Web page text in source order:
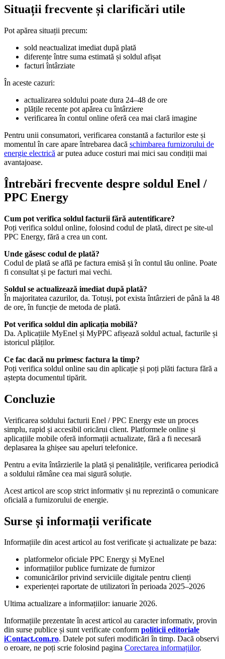
Situații frecvente și clarificări utile
Pot apărea situații precum:
sold neactualizat imediat după plată
diferențe între suma estimată și soldul afișat
facturi întârziate
În aceste cazuri:
actualizarea soldului poate dura 24–48 de ore
plățile recente pot apărea cu întârziere
verificarea în contul online oferă cea mai clară imagine
Pentru unii consumatori, verificarea constantă a facturilor este și
momentul în care apare întrebarea dacă schimbarea furnizorului de
energie electrică ar putea aduce costuri mai mici sau condiții mai
avantajoase.
Întrebări frecvente despre soldul Enel /
PPC Energy
Cum pot verifica soldul facturii fără autentificare?
Poți verifica soldul online, folosind codul de plată, direct pe site-ul
PPC Energy, fără a crea un cont.
Unde găsesc codul de plată?
Codul de plată se află pe factura emisă și în contul tău online. Poate
fi consultat și pe facturi mai vechi.
Soldul se actualizează imediat după plată?
În majoritatea cazurilor, da. Totuși, pot exista întârzieri de până la 48
de ore, în funcție de metoda de plată.
Pot verifica soldul din aplicația mobilă?
Da. Aplicațiile MyEnel și MyPPC afișează soldul actual, facturile și
istoricul plăților.
Ce fac dacă nu primesc factura la timp?
Poți verifica soldul online sau din aplicație și poți plăti factura fără a
aștepta documentul tipărit.
Concluzie
Verificarea soldului facturii Enel / PPC Energy este un proces
simplu, rapid și accesibil oricărui client. Platformele online și
aplicațiile mobile oferă informații actualizate, fără a fi necesară
deplasarea la ghișee sau apeluri telefonice.
Pentru a evita întârzierile la plată și penalitățile, verificarea periodică
a soldului rămâne cea mai sigură soluție.
Acest articol are scop strict informativ și nu reprezintă o comunicare
oficială a furnizorului de energie.
Surse și informații verificate
Informațiile din acest articol au fost verificate și actualizate pe baza:
platformelor oficiale PPC Energy și MyEnel
informațiilor publice furnizate de furnizor
comunicărilor privind serviciile digitale pentru clienți
experienței raportate de utilizatori în perioada 2025–2026
Ultima actualizare a informațiilor: ianuarie 2026.
Informațiile prezentate în acest articol au caracter informativ, provin
din surse publice și sunt verificate conform politicii editoriale
iContact.com.ro. Datele pot suferi modificări în timp. Dacă observi
o eroare, ne poți scrie folosind pagina Corectarea informațiilor.